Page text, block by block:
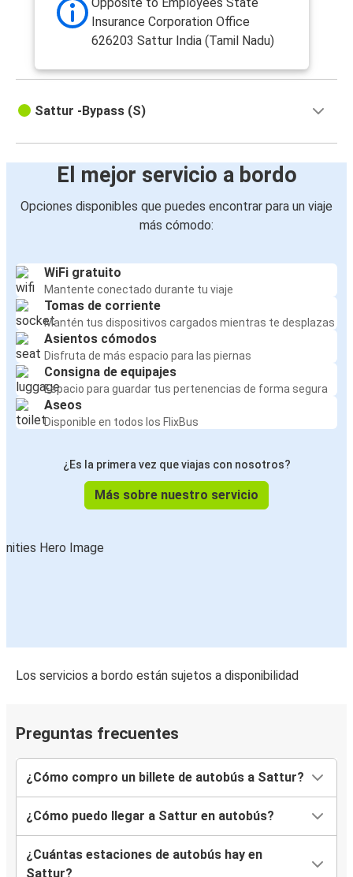
Insurance Corporation Office
626203 Sattur India (Tamil Nadu)
Sattur -Bypass (S)
El mejor servicio a bordo
Opciones disponibles que puedes encontrar para un viaje
más cómodo:
WiFi gratuito
Mantente conectado durante tu viaje
Tomas de corriente
Mantén tus dispositivos cargados mientras te desplazas
Asientos cómodos
Disfruta de más espacio para las piernas
Consigna de equipajes
Espacio para guardar tus pertenencias de forma segura
Aseos
Disponible en todos los FlixBus
¿Es la primera vez que viajas con nosotros?
Más sobre nuestro servicio
Los servicios a bordo están sujetos a disponibilidad
Preguntas frecuentes
¿Cómo compro un billete de autobús a Sattur?
¿Cómo puedo llegar a Sattur en autobús?
¿Cuántas estaciones de autobús hay en
Sattur?